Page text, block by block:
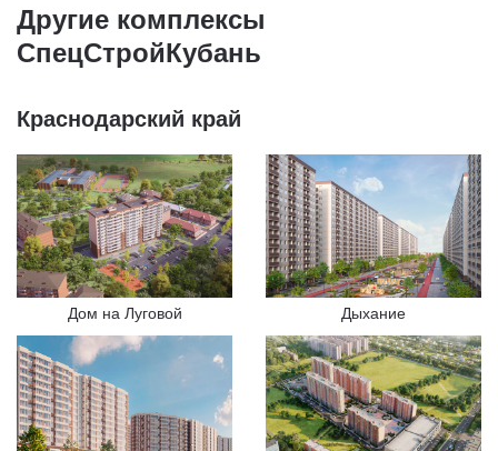
Другие комплексы
СпецСтройКубань
Краснодарский край
Дом на Луговой Дыхание